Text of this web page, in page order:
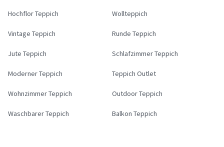
Hochflor Teppich Wollteppich
Vintage Teppich Runde Teppich
Jute Teppich Schlafzimmer Teppich
Moderner Teppich Teppich Outlet
Wohnzimmer Teppich Outdoor Teppich
Waschbarer Teppich Balkon Teppich